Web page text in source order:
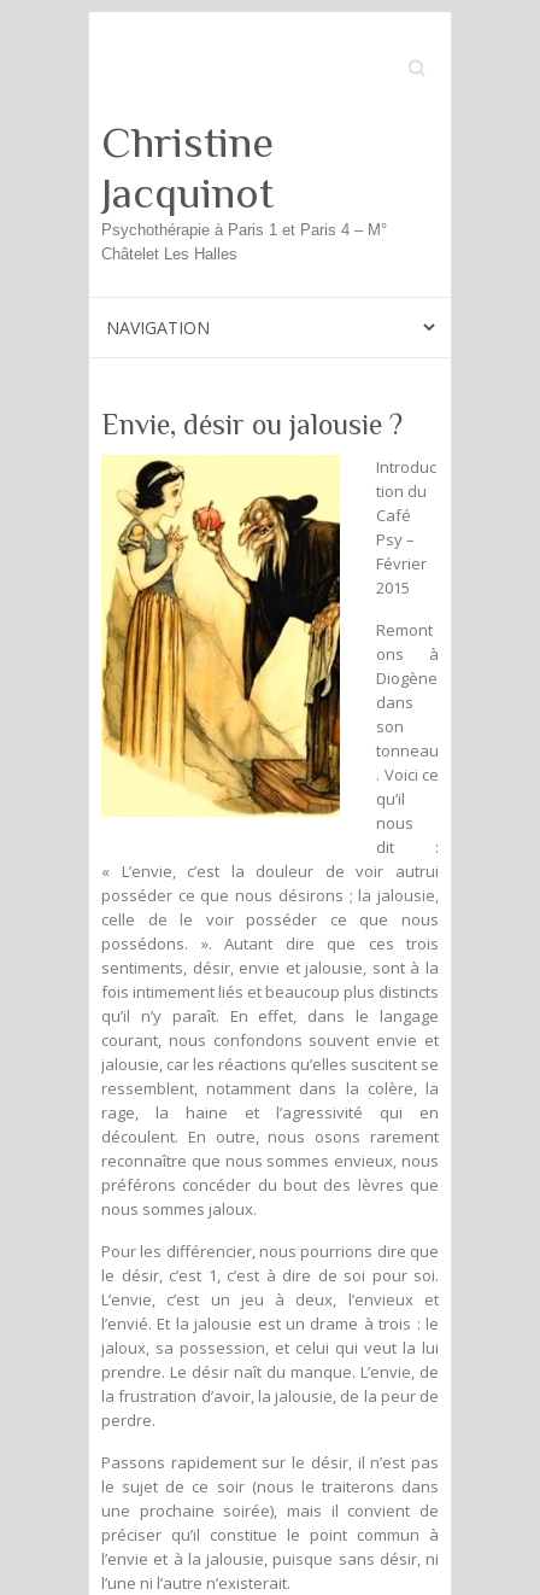
Search
Christine
Jacquinot
Psychothérapie à Paris 1 et Paris 4 – M°
Châtelet Les Halles
Envie, désir ou jalousie ?
Introduc
tion du
Café
Psy –
Février
2015
Remont
ons à
Diogène
dans
son
tonneau
. Voici ce
qu’il
nous
dit :
« L’envie, c’est la douleur de voir autrui
posséder ce que nous désirons ; la jalousie,
celle de le voir posséder ce que nous
possédons.
». Autant dire que ces trois
sentiments, désir, envie et jalousie, sont à la
fois intimement liés et beaucoup plus distincts
qu’il n’y paraît. En effet, dans le langage
courant, nous confondons souvent envie et
jalousie, car les réactions qu’elles suscitent se
ressemblent, notamment dans la colère, la
rage, la haine et l’agressivité qui en
découlent. En outre, nous osons rarement
reconnaître que nous sommes envieux, nous
préférons concéder du bout des lèvres que
nous sommes jaloux.
Pour les différencier, nous pourrions dire que
le désir, c’est 1, c’est à dire de soi pour soi.
L’envie, c’est un jeu à deux, l’envieux et
l’envié. Et la jalousie est un drame à trois : le
jaloux, sa possession, et celui qui veut la lui
prendre. Le désir naît du manque. L’envie, de
la frustration d’avoir, la jalousie, de la peur de
perdre.
Passons rapidement sur le désir, il n’est pas
le sujet de ce soir (nous le traiterons dans
une prochaine soirée), mais il convient de
préciser qu’il constitue le point commun à
l’envie et à la jalousie, puisque sans désir, ni
l’une ni l’autre n’existerait.